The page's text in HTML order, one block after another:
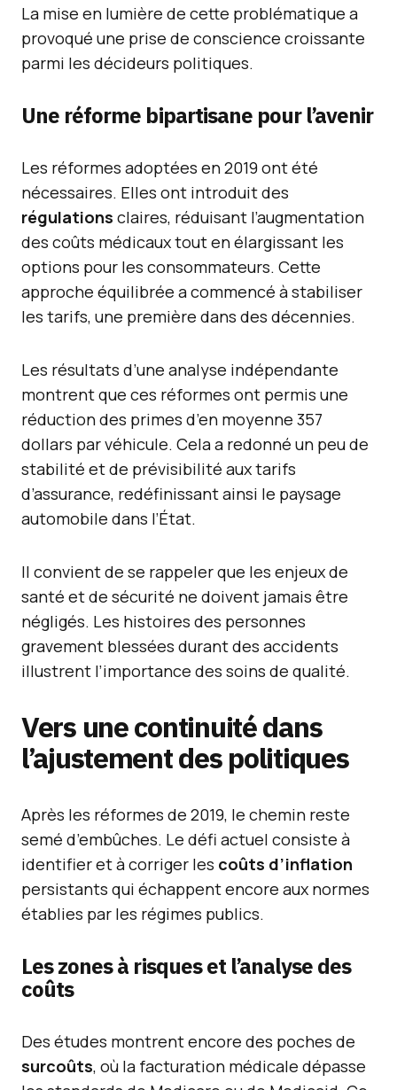
La mise en lumière de cette problématique a
provoqué une prise de conscience croissante
parmi les décideurs politiques.
Une réforme bipartisane pour l’avenir
Les réformes adoptées en 2019 ont été
nécessaires. Elles ont introduit des
régulations claires, réduisant l’augmentation
des coûts médicaux tout en élargissant les
options pour les consommateurs. Cette
approche équilibrée a commencé à stabiliser
les tarifs, une première dans des décennies.
Les résultats d’une analyse indépendante
montrent que ces réformes ont permis une
réduction des primes d’en moyenne 357
dollars par véhicule. Cela a redonné un peu de
stabilité et de prévisibilité aux tarifs
d’assurance, redéfinissant ainsi le paysage
automobile dans l’État.
Il convient de se rappeler que les enjeux de
santé et de sécurité ne doivent jamais être
négligés. Les histoires des personnes
gravement blessées durant des accidents
illustrent l’importance des soins de qualité.
Vers une continuité dans
l’ajustement des politiques
Après les réformes de 2019, le chemin reste
semé d’embûches. Le défi actuel consiste à
identifier et à corriger les coûts d’inflation
persistants qui échappent encore aux normes
établies par les régimes publics.
Les zones à risques et l’analyse des
coûts
Des études montrent encore des poches de
surcoûts, où la facturation médicale dépasse